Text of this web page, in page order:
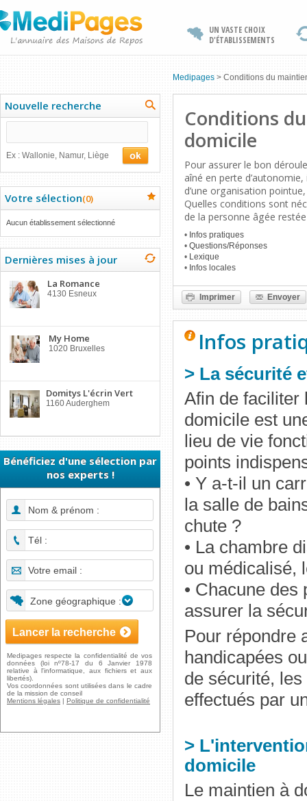
UN VASTE CHOIX
D'ÉTABLISSEMENTS
Medipages > Conditions du
Nouvelle recherche
Ex : Wallonie, Namur, Liège
Votre sélection(0)
Aucun établissement sélectionné
Dernières mises à jour
La Romance
4130 Esneux
My Home
1020 Bruxelles
Domitys L'écrin Vert
1160 Auderghem
Bénéficiez d'une sélection par
nos experts !
Zone géographique :
Medipages respecte la confidentialité de vos
données (loi nº78-17 du 6 Janvier 1978
relative à l'informatique, aux fichiers et aux
libertés).
Vos coordonnées sont utilisées dans le cadre
de la mission de conseil
Mentions légales | Politique de confidentialité
Conditions
domicile
Pour assurer le bon
aîné en perte
d’une organisation
Quelles conditions sont
de la personne âgée
• Infos pratiques
• Questions/Réponses
• Lexique
• Infos locales
Imprimer Envoyer
Infos
> La sécurité
Afin de faciliter
domicile est
lieu de vie
points
• Y a-t-il un
la salle de
chute ?
• La chambre
ou médicalisé,
• Chacune
assurer la
Pour répondre
handicapées
de sécurité,
effectués par
>
domicile
Le maintien à